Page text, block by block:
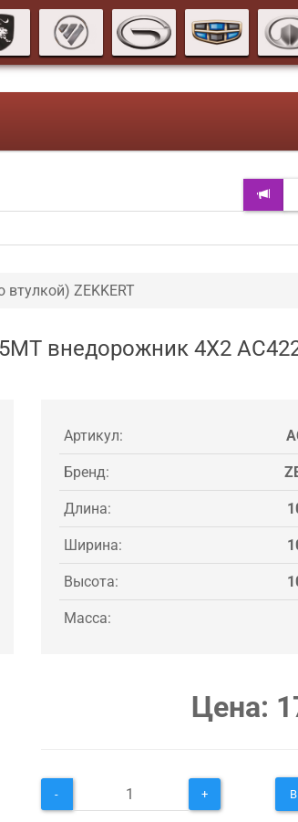
ZEKKERT
внедорожник 4X2
Артикул:
Бренд:
Длина:
Ширина:
Высота:
Масса:
Цена:
- +